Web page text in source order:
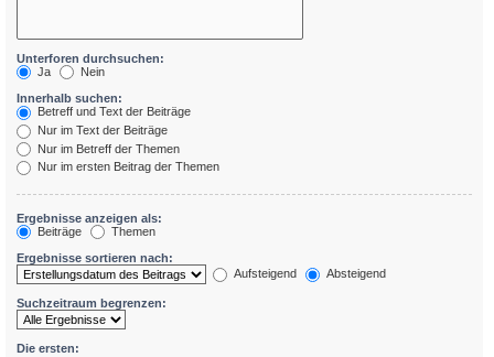
Unterforen durchsuchen:
Ja
Nein
Innerhalb suchen:
Betreff und Text der Beiträge
Nur im Text der Beiträge
Nur im Betreff der Themen
Nur im ersten Beitrag der Themen
Ergebnisse anzeigen als:
Beiträge
Themen
Ergebnisse sortieren nach:
Aufsteigend
Absteigend
Suchzeitraum begrenzen:
Die ersten: